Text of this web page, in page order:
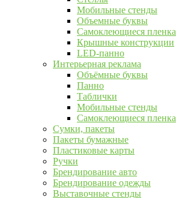
Мобильные стенды
Объемные буквы
Самоклеющиеся пленка
Крышные конструкции
LED-панно
Интерьерная реклама
Объёмные буквы
Панно
Таблички
Мобильные стенды
Самоклеющиеся пленка
Сумки, пакеты
Пакеты бумажные
Пластиковые карты
Ручки
Брендирование авто
Брендирование одежды
Выставочные стенды